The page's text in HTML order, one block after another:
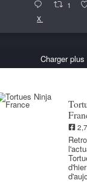
1
X
Charger plus